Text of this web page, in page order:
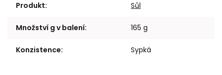
Produkt: Sůl
Množství g v balení: 165 g
Konzistence: Sypká